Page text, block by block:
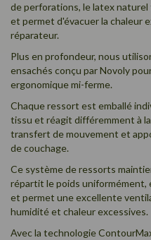
de perforations, le latex
et permet d'évacuer la chaleur
réparateur.
Plus en profondeur, nous
ensachés conçu par Novoly
ergonomique mi-ferme.
Chaque ressort est emballé
tissu et réagit différemment à
transfert de mouvement et
de couchage.
Ce système de ressorts
répartit le poids uniformément,
et permet une excellente
humidité et chaleur excessives.
Avec la technologie